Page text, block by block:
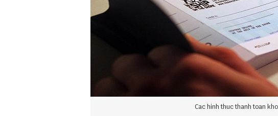
Cac hinh thuc thanh toan